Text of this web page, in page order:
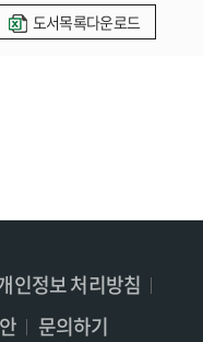
도서목록다운로드
인정보 처리방침
문의하기